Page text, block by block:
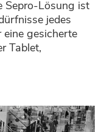
Sepro-Lösung ist
jedes
eine gesicherte
Tablet,